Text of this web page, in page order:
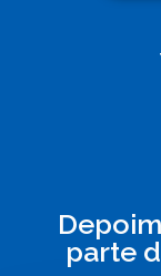
parte